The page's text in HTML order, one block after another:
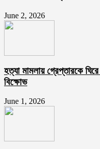
June 2, 2026
হত্যা মামলায় গ্রেপ্তারকে
বিক্ষোভ
June 1, 2026